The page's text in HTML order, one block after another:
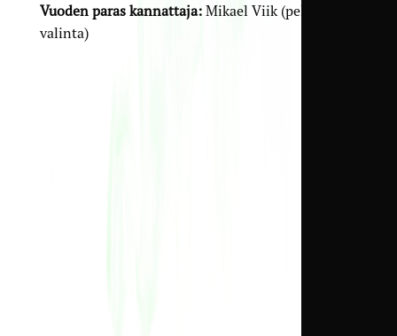
Vuoden paras kannattaja:Mikael Viik (pelaajien
valinta)